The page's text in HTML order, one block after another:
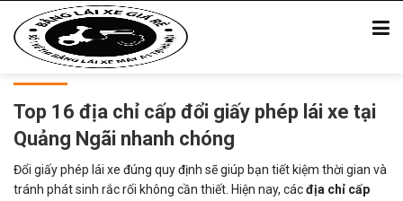
Top 16 địa chỉ cấp đổi giấy phép lái xe tại
Quảng Ngãi nhanh chóng
Đổi giấy phép lái xe đúng quy định sẽ giúp bạn tiết kiệm thời gian và
tránh phát sinh rắc rối không cần thiết. Hiện nay, cácđịa chỉ cấp